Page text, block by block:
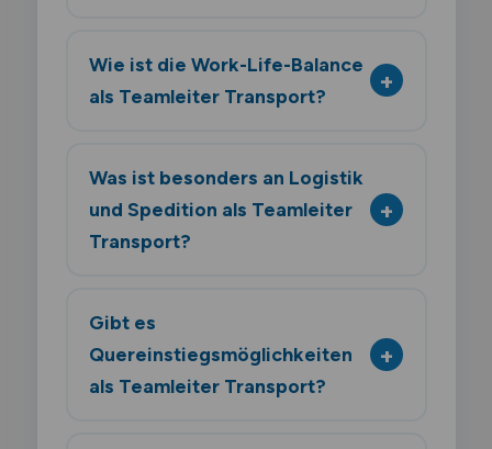
Wie ist die Work-Life-Balance
als Teamleiter Transport?
Was ist besonders an Logistik
und Spedition als Teamleiter
Transport?
Gibt es
Quereinstiegsmöglichkeiten
als Teamleiter Transport?